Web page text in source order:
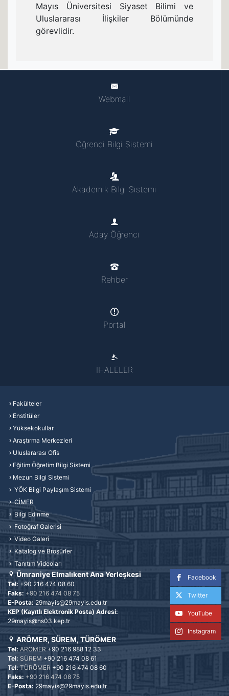
Mayıs Üniversitesi Siyaset Bilimi ve
Uluslararası İlişkiler Bölümünde
görevlidir.
Webmail
Öğrenci Bilgi Sistemi
Akademik Bilgi Sistemi
Aday Öğrenci
Rehber
Portal
İHALELER
Fakülteler
Enstitüler
Yüksekokullar
Araştırma Merkezleri
Uluslararası Ofis
Eğitim Öğretim Bilgi Sistemi
Mezun Bilgi Sistemi
YÖK Bilgi Paylaşım Sistemi
CİMER
Bilgi Edinme
Fotoğraf Galerisi
Video Galeri
Katalog ve Broşürler
Tanıtım Videoları
Facebook
Twitter
YouTube
Instagram
Ümraniye Elmalıkent Ana Yerleşkesi
Tel: +90 216 474 08 60
Faks: +90 216 474 08 75
E-Posta: 29mayis@29mayis.edu.tr
KEP (Kayıtlı Elektronik Posta) Adresi:
29mayis@hs03.kep.tr
ARÖMER, SÜREM, TÜRÖMER
Tel: ARÖMER+90 216 988 12 33
Tel: SÜREM +90 216 474 08 61
Tel:TÜRÖMER +90 216 474 08 60
Faks: +90 216 474 08 75
E-Posta: 29mayis@29mayis.edu.tr